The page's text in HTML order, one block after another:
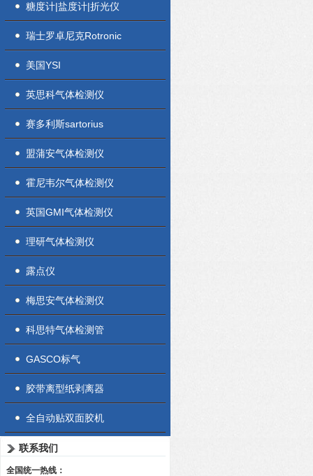
糖度计|盐度计|折光仪
瑞士罗卓尼克Rotronic
美国YSI
英思科气体检测仪
赛多利斯sartorius
盟蒲安气体检测仪
霍尼韦尔气体检测仪
英国GMI气体检测仪
理研气体检测仪
露点仪
梅思安气体检测仪
科思特气体检测管
GASCO标气
胶带离型纸剥离器
全自动贴双面胶机
联系我们
全国统一热线：